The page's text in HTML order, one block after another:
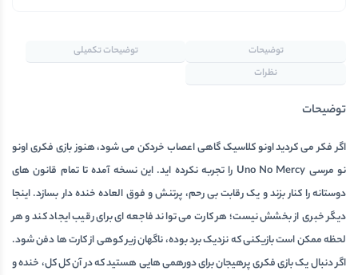
توضیحات
توضیحات تکمیلی
نظرات
توضیحات
اگر فکر می کردید اونو کلاسیک گاهی اعصاب خردکن می شود، هنوز بازی فکری اونو
نو مرسی Uno No Mercy را تجربه نکرده اید. این نسخه آمده تا تمام قانون های
دوستانه را کنار بزند و یک رقابت بی رحم، پرتنش و فوق العاده خنده دار بسازد. اینجا
دیگر خبری از بخشش نیست؛ هر کارت می تواند فاجعه ای برای رقیب ایجاد کند و هر
لحظه ممکن است بازیکنی که نزدیک برد بوده، ناگهان زیر کوهی از کارت ها دفن شود.
اگر دنبال یکبازی فکریپرهیجان برای دورهمی هایی هستید که در آن کل کل، خنده و